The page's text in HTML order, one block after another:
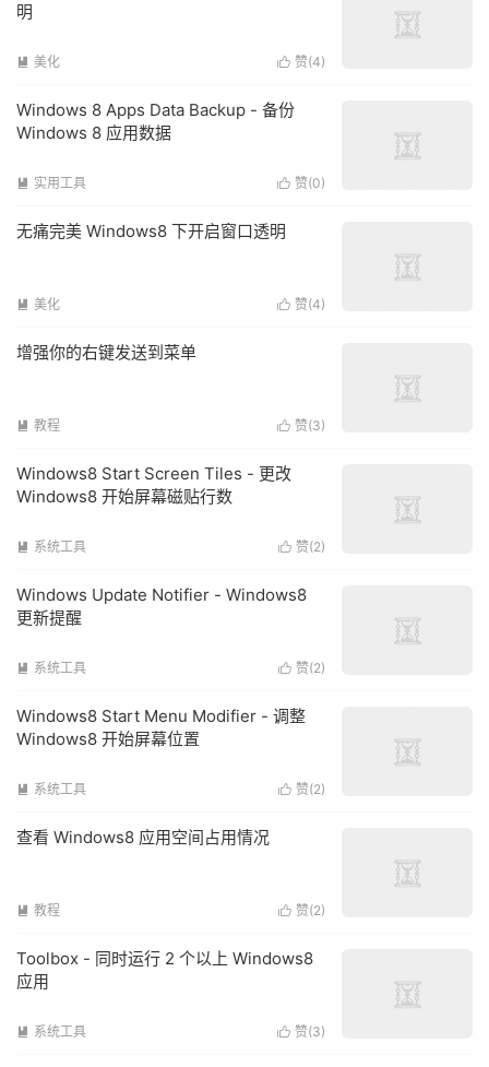
明
 赞(4)
 美化
Windows 8 Apps Data Backup - 备份
Windows 8 应用数据
 赞(0)
 实用工具
无痛完美 Windows8 下开启窗口透明
 赞(4)
 美化
增强你的右键发送到菜单
 赞(3)
 教程
Windows8 Start Screen Tiles - 更改
Windows8 开始屏幕磁贴行数
 赞(2)
 系统工具
Windows Update Notifier - Windows8
更新提醒
 赞(2)
 系统工具
Windows8 Start Menu Modifier - 调整
Windows8 开始屏幕位置
 赞(2)
 系统工具
查看 Windows8 应用空间占用情况
 赞(2)
 教程
Toolbox - 同时运行 2 个以上 Windows8
应用
 赞(3)
 系统工具